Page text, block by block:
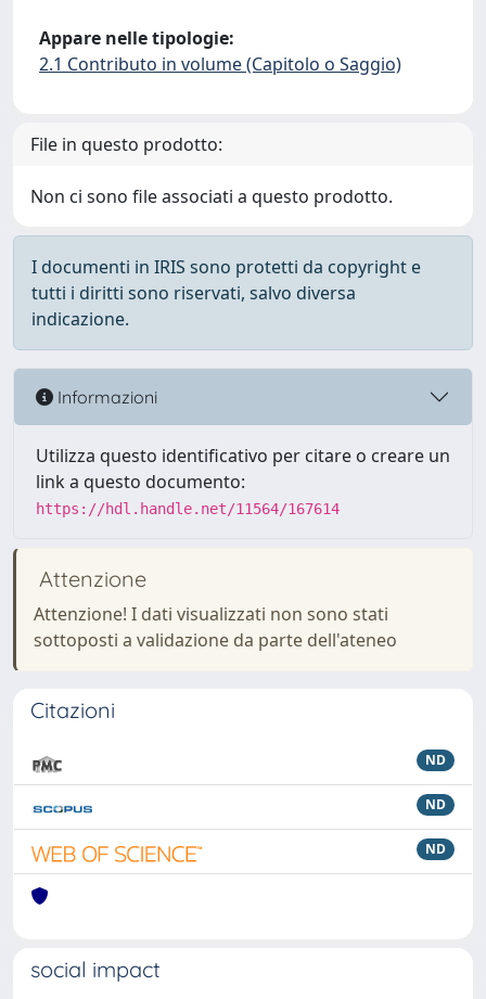
Appare nelle tipologie:
2.1 Contributo in volume (Capitolo o Saggio)
File in questo prodotto:
Non ci sono file associati a questo prodotto.
I documenti in IRIS sono protetti da copyright e
tutti i diritti sono riservati, salvo diversa
indicazione.
Informazioni
Utilizza questo identificativo per citare o creare un
link a questo documento:
https://hdl.handle.net/11564/167614
Attenzione
Attenzione! I dati visualizzati non sono stati
sottoposti a validazione da parte dell'ateneo
Citazioni
ND
ND
ND
social impact